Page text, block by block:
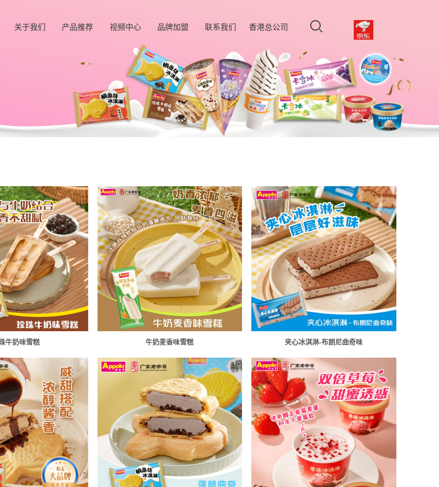
关于我们 产品推荐
杯类产品
家装类产品
餐饮装产品
新品上市
视频中心 品牌加盟 联系我们
香港公司
诚聘英才
客户留言
香港总公司
牛奶味雪糕 牛奶麦香味雪糕 夹心冰淇淋-布朗尼曲奇味